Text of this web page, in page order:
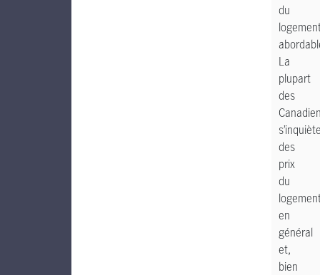
du
La
plupart
des
des
prix
du
en
général
et,
bien